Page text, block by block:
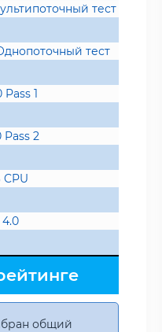
тест
тест
1
Pass 2
общий